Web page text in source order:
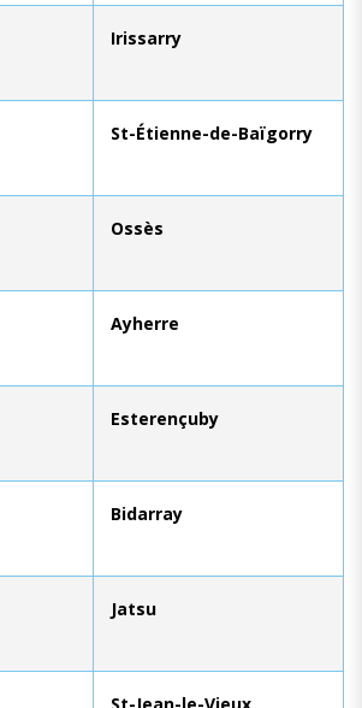
Irissarry
St-Étienne-de-Baïgorry
Ossès
Ayherre
Esterençuby
Bidarray
Jatsu
St-Jean-le-Vieux